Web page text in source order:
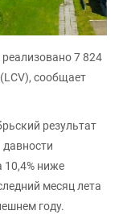
7 824
сообщает
результат
10,4% ниже
месяц лета
году.